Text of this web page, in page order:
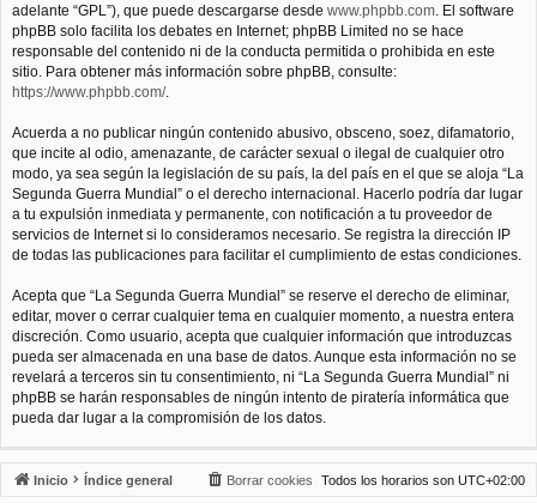
adelante “GPL”), que puede descargarse desde www.phpbb.com. El software
phpBB solo facilita los debates en Internet; phpBB Limited no se hace
responsable del contenido ni de la conducta permitida o prohibida en este
sitio. Para obtener más información sobre phpBB, consulte:
https://www.phpbb.com/.
Acuerda a no publicar ningún contenido abusivo, obsceno, soez, difamatorio,
que incite al odio, amenazante, de carácter sexual o ilegal de cualquier otro
modo, ya sea según la legislación de su país, la del país en el que se aloja “La
Segunda Guerra Mundial” o el derecho internacional. Hacerlo podría dar lugar
a tu expulsión inmediata y permanente, con notificación a tu proveedor de
servicios de Internet si lo consideramos necesario. Se registra la dirección IP
de todas las publicaciones para facilitar el cumplimiento de estas condiciones.
Acepta que “La Segunda Guerra Mundial” se reserve el derecho de eliminar,
editar, mover o cerrar cualquier tema en cualquier momento, a nuestra entera
discreción. Como usuario, acepta que cualquier información que introduzcas
pueda ser almacenada en una base de datos. Aunque esta información no se
revelará a terceros sin tu consentimiento, ni “La Segunda Guerra Mundial” ni
phpBB se harán responsables de ningún intento de piratería informática que
pueda dar lugar a la compromisión de los datos.
Inicio Índice general Todos los horarios son UTC+02:00
Borrar cookies